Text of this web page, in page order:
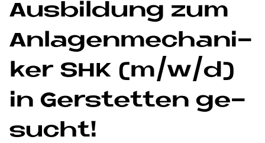
Aus­bil­dung zum
An­la­gen­me­cha­ni­
ker SHK (m/w/d)
in Ger­stet­ten ge­
su­cht!